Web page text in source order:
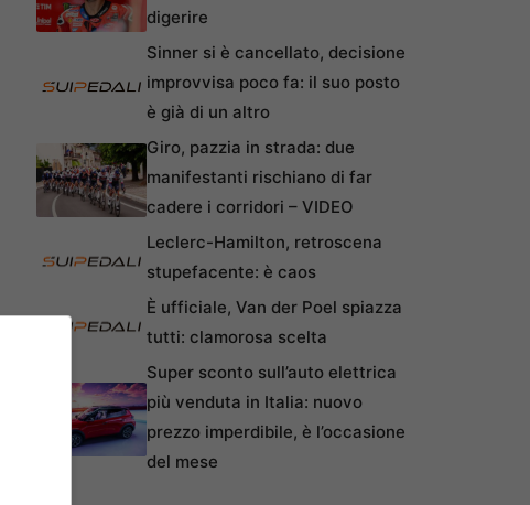
digerire
Sinner si è cancellato, decisione
improvvisa poco fa: il suo posto
è già di un altro
Giro, pazzia in strada: due
manifestanti rischiano di far
cadere i corridori – VIDEO
Leclerc-Hamilton, retroscena
stupefacente: è caos
È ufficiale, Van der Poel spiazza
tutti: clamorosa scelta
Super sconto sull’auto elettrica
più venduta in Italia: nuovo
prezzo imperdibile, è l’occasione
del mese